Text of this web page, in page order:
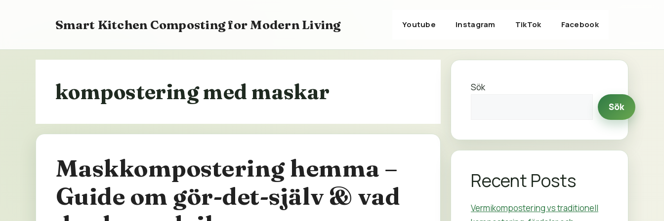
Smart Kitchen Composting for Modern Living Youtube Instagram TikTok Facebook
kompostering med maskar
Maskkompostering hemma –
Guide om gör-det-själv & vad
Sök
Sök
Recent Posts
Vermikompostering vs traditionell